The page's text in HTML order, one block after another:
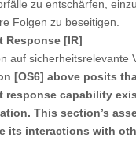
zu entschärfen,
Folgen zu beseitigen.
Response [IR]
auf sicherheitsrelevante
[OS6] above posits
response capability
This section’s
its interactions with